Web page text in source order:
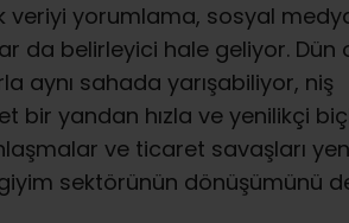
veriyi yorumlama, sosyal
da belirleyici hale geliyor. Dün
aynı sahada yarışabiliyor, niş
bir yandan hızla ve yenilikçi
ve ticaret savaşları
sektörünün dönüşümünü